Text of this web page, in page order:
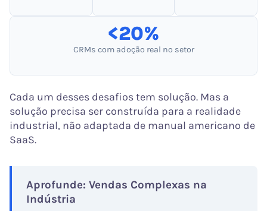
<20%
CRMs com adoção real no setor
Cada um desses desafios tem solução. Mas a
solução precisa ser construída para a realidade
industrial, não adaptada de manual americano de
SaaS.
Aprofunde: Vendas Complexas na
Indústria